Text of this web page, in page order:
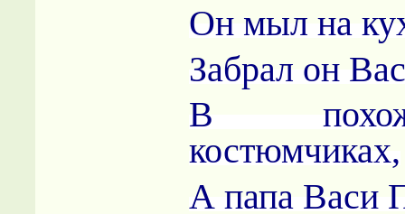
Он мыл на
Забрал он
В
костюмчиках,
А папа Васи